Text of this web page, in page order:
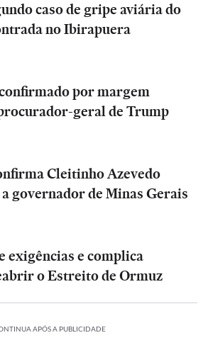
caso de gripe aviária do
no Ibirapuera
por margem
geral de Trump
Cleitinho Azevedo
governador de Minas Gerais
exigências e complica
o Estreito de Ormuz
APÓS A PUBLICIDADE